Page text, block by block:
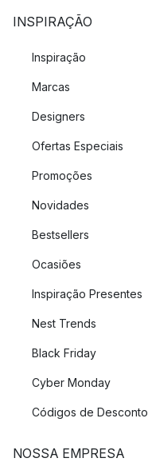
INSPIRAÇÃO
Inspiração
Marcas
Designers
Ofertas Especiais
Promoções
Novidades
Bestsellers
Ocasiões
Inspiração Presentes
Nest Trends
Black Friday
Cyber Monday
Códigos de Desconto
NOSSA EMPRESA